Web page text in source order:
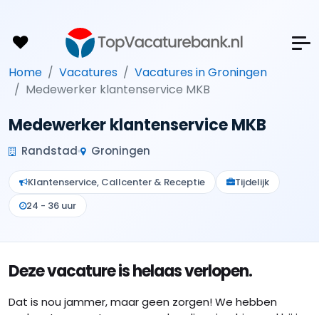
Home Vacatures
Vacatures in Groningen
Medewerker klantenservice MKB
Medewerker klantenservice MKB
Randstad Groningen
Klantenservice, Callcenter & Receptie
Tijdelijk
24 - 36 uur
Deze vacature is helaas verlopen.
Dat is nou jammer, maar geen zorgen! We hebben